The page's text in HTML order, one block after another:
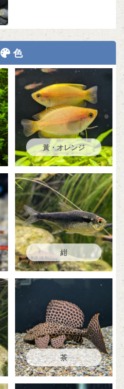
色
黃・オレンジ
紺
茶